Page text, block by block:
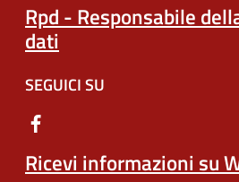
Rpd - Responsabile
dati
SEGUICI SU
Ricevi informazioni su